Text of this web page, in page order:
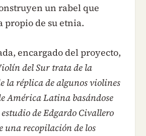
un rabel que
propio de su etnia.
encargado del proyecto,
del Sur trata de la
la réplica de algunos violines
América Latina basándose
de Edgardo Civallero
una recopilación de los